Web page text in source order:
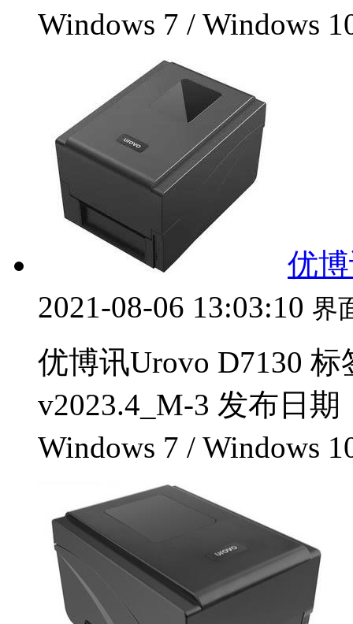
Windows 7 / Windows
优
2021-08-06 13:03:10 界
优博讯Urovo D7130
v2023.4_M-3 发布日
Windows 7 / Windows